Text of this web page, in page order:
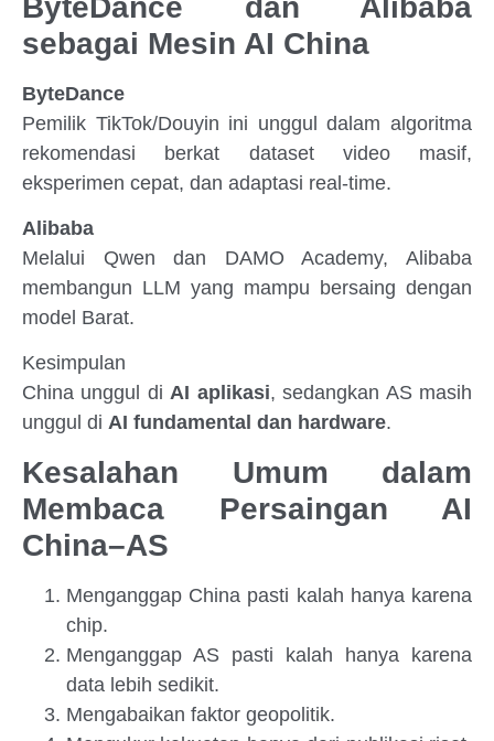
sebagai Mesin AI China
ByteDance
Pemilik TikTok/Douyin ini unggul dalam algoritma
rekomendasi berkat dataset video masif,
eksperimen cepat, dan adaptasi real-time.
Alibaba
Melalui Qwen dan DAMO Academy, Alibaba
membangun LLM yang mampu bersaing dengan
model Barat.
Kesimpulan
China unggul diAI aplikasi, sedangkan AS masih
unggul di AI fundamental dan hardware.
Kesalahan Umum dalam
Membaca Persaingan AI
China–AS
Menganggap China pasti kalah hanya karena
chip.
Menganggap AS pasti kalah hanya karena
data lebih sedikit.
Mengabaikan faktor geopolitik.